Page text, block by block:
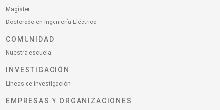
Magíster
Doctorado en Ingeniería Eléctrica
COMUNIDAD
Nuestra escuela
INVESTIGACIÓN
Lineas de investigación
EMPRESAS Y ORGANIZACIONES